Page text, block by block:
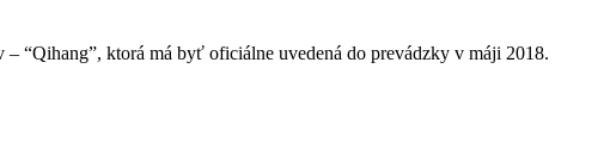
“Qihang”, ktorá má byť oficiálne uvedená do prevádzky v máji 2018.